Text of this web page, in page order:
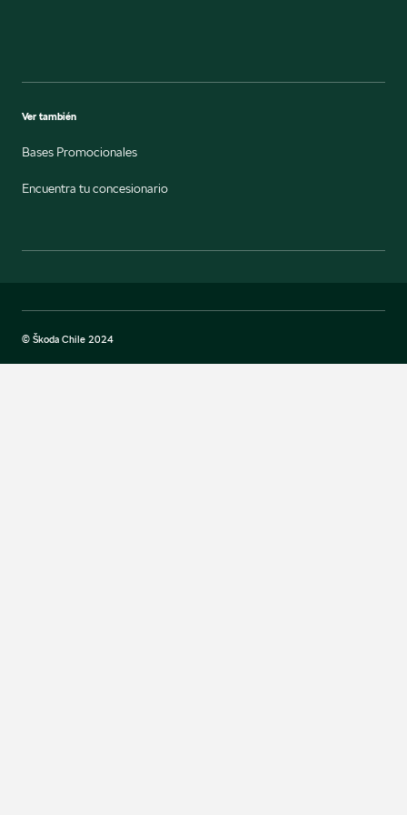
Ver también
Bases Promocionales
Encuentra tu concesionario
© Škoda Chile 2024